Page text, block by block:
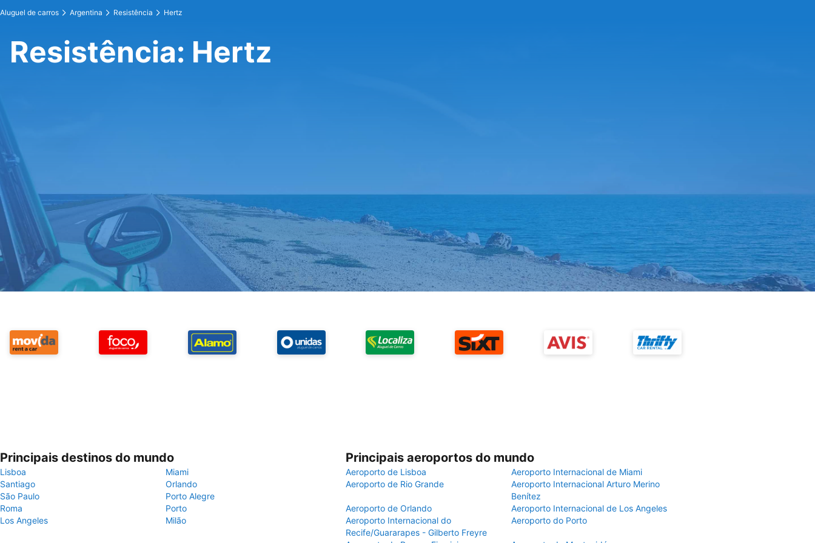
Aluguel de carros Argentina Resistência Hertz
Resistência: Hertz
Principais destinos do mundo
Lisboa
Miami
Santiago
Orlando
São Paulo
Porto Alegre
Roma
Porto
Los Angeles
Milão
Principais aeroportos do mundo
Aeroporto de Lisboa
Aeroporto Internacional de Miami
Aeroporto de Rio Grande
Aeroporto Internacional Arturo Merino
Benítez
Aeroporto de Orlando
Aeroporto Internacional de Los Angeles
Aeroporto Internacional do
Recife/Guararapes - Gilberto Freyre
Aeroporto do Porto